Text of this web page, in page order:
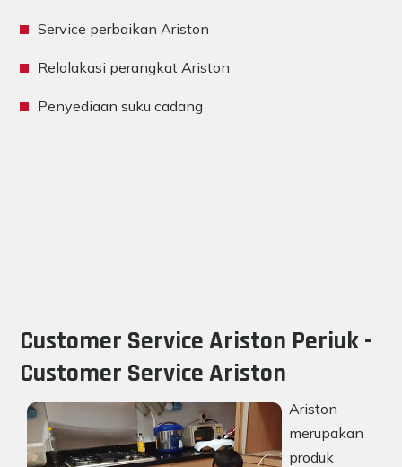
Service perbaikan Ariston
Relolakasi perangkat Ariston
Penyediaan suku cadang
Customer Service Ariston Periuk -
Customer Service Ariston
Ariston
merupakan
produk